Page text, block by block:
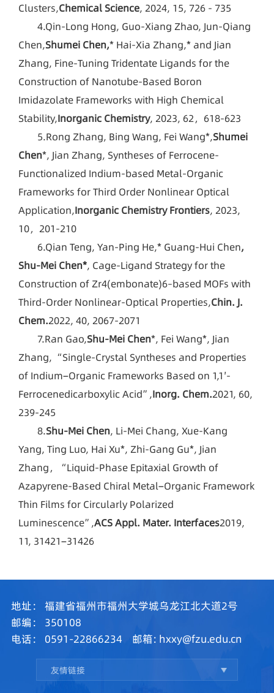
Clusters,Chemical Science, 2024, 15, 726 - 735
4.Qin-Long Hong, Guo-Xiang Zhao, Jun-Qiang
Chen,Shumei Chen,* Hai-Xia Zhang,* and Jian
Zhang, Fine-Tuning Tridentate Ligands for the
Construction of Nanotube-Based Boron
Imidazolate Frameworks with High Chemical
Stability,Inorganic Chemistry, 2023, 62，618-623
5.Rong Zhang, Bing Wang, Fei Wang*,Shumei
Chen*, Jian Zhang, Syntheses of Ferrocene-
Functionalized Indium-based Metal-Organic
Frameworks for Third Order Nonlinear Optical
Application,Inorganic Chemistry Frontiers, 2023,
10，201-210
6.Qian Teng, Yan-Ping He,* Guang-Hui Chen,
Shu-Mei Chen*, Cage-Ligand Strategy for the
Construction of Zr4(embonate)6–based MOFs with
Third-Order Nonlinear-Optical Properties,Chin. J.
Chem.2022, 40, 2067-2071
7.Ran Gao,Shu-Mei Chen*, Fei Wang*, Jian
Zhang, “Single-Crystal Syntheses and Properties
of Indium−Organic Frameworks Based on 1,1′-
Ferrocenedicarboxylic Acid”,Inorg. Chem.2021, 60,
239-245
8.Shu-Mei Chen, Li-Mei Chang, Xue-Kang
Yang, Ting Luo, Hai Xu*, Zhi-Gang Gu*, Jian
Zhang，“Liquid-Phase Epitaxial Growth of
Azapyrene-Based Chiral Metal−Organic Framework
Thin Films for Circularly Polarized
Luminescence”,ACS Appl. Mater. Interfaces2019,
11, 31421−31426
地址：
福建省福州市福州大学城乌龙江北大道2号
邮编：
350108
电话：
0591-22866234 邮箱: hxxy@fzu.edu.cn
友情链接